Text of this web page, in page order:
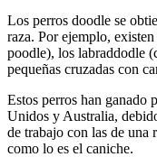
Los perros doodle se
raza. Por ejemplo,
poodle), los labraddodle
pequeñas cruzadas con
Estos perros han ganado
Unidos y Australia,
de trabajo con las de una
como lo es el caniche.